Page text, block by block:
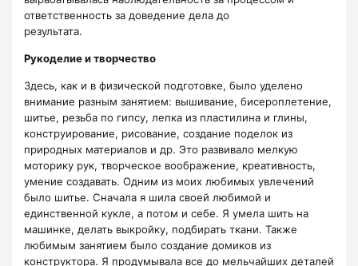
ответственность за доведение дела до
результата.
Рукоделие и творчество
Здесь, как и в физической подготовке, было уделено
внимание разным занятием: вышивание, бисероплетение,
шитье, резьба по гипсу, лепка из пластилина и глины,
конструирование, рисование, создание поделок из
природных материалов и др. Это развивало мелкую
моторику рук, творческое воображение, креативность,
умение создавать. Одним из моих любимых увлечений
было шитье. Сначала я шила своей любимой и
единственной кукле, а потом и себе. Я умела шить на
машинке, делать выкройку, подбирать ткани. Также
любимым занятием было создание домиков из
конструктора. Я продумывала все до мельчайших деталей